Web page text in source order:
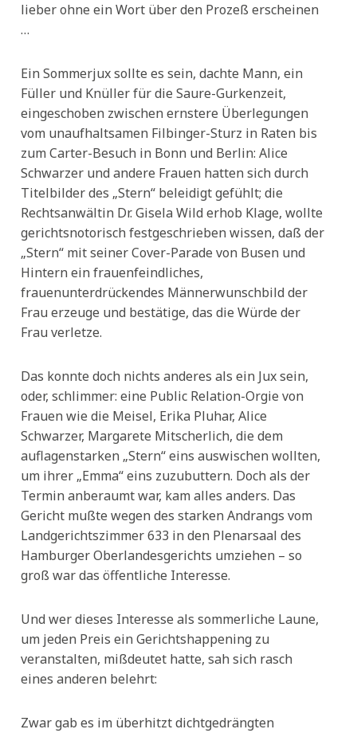
lieber ohne ein Wort über den Prozeß erscheinen
…
Ein Sommerjux sollte es sein, dachte Mann, ein
Füller und Knüller für die Saure-Gurkenzeit,
eingeschoben zwischen ernstere Überlegungen
vom unaufhaltsamen Filbinger-Sturz in Raten bis
zum Carter-Besuch in Bonn und Berlin: Alice
Schwarzer und andere Frauen hatten sich durch
Titelbilder des „Stern“ beleidigt gefühlt; die
Rechtsanwältin Dr. Gisela Wild erhob Klage, wollte
gerichtsnotorisch festgeschrieben wissen, daß der
„Stern“ mit seiner Cover-Parade von Busen und
Hintern ein frauenfeindliches,
frauenunterdrückendes Männerwunschbild der
Frau erzeuge und bestätige, das die Würde der
Frau verletze.
Das konnte doch nichts anderes als ein Jux sein,
oder, schlimmer: eine Public Relation-Orgie von
Frauen wie die Meisel, Erika Pluhar, Alice
Schwarzer, Margarete Mitscherlich, die dem
auflagenstarken „Stern“ eins auswischen wollten,
um ihrer „Emma“ eins zuzubuttern. Doch als der
Termin anberaumt war, kam alles anders. Das
Gericht mußte wegen des starken Andrangs vom
Landgerichtszimmer 633 in den Plenarsaal des
Hamburger Oberlandesgerichts umziehen – so
groß war das öffentliche Interesse.
Und wer dieses Interesse als sommerliche Laune,
um jeden Preis ein Gerichtshappening zu
veranstalten, mißdeutet hatte, sah sich rasch
eines anderen belehrt:
Zwar gab es im überhitzt dichtgedrängten